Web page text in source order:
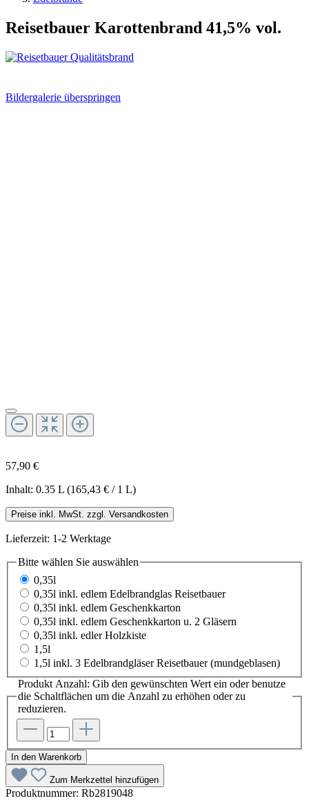
Reisetbauer Karottenbrand 41,5% vol.
Bildergalerie überspringen
57,90 €
Inhalt: 0.35 L (165,43 € / 1 L)
Preise inkl. MwSt. zzgl. Versandkosten
Lieferzeit: 1-2 Werktage
Bitte wählen Sie auswählen
0,35l
0,35l inkl. edlem Edelbrandglas Reisetbauer
0,35l inkl. edlem Geschenkkarton
0,35l inkl. edlem Geschenkkarton u. 2 Gläsern
0,35l inkl. edler Holzkiste
1,5l
1,5l inkl. 3 Edelbrandgläser Reisetbauer (mundgeblasen)
Produkt Anzahl: Gib den gewünschten Wert ein oder benutze
die Schaltflächen um die Anzahl zu erhöhen oder zu
reduzieren.
In den Warenkorb
Zum Merkzettel hinzufügen
Produktnummer: Rb2819048